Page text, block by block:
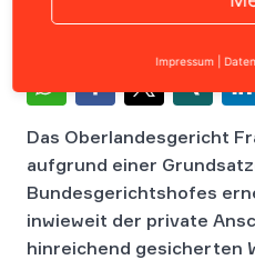
Das Oberlandesgericht
aufgrund einer
Bundesgerichtshofes
inwieweit der private
hinreichend gesicherten
Impressum